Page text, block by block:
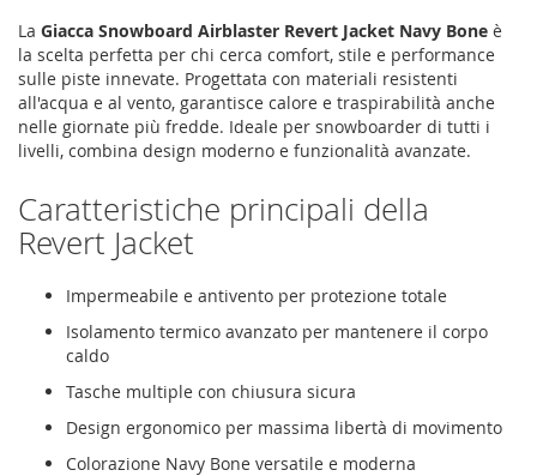
La Giacca Snowboard Airblaster Revert Jacket Navy Bone è
la scelta perfetta per chi cerca comfort, stile e performance
sulle piste innevate. Progettata con materiali resistenti
all'acqua e al vento, garantisce calore e traspirabilità anche
nelle giornate più fredde. Ideale per snowboarder di tutti i
livelli, combina design moderno e funzionalità avanzate.
Caratteristiche principali della
Revert Jacket
Impermeabile e antivento per protezione totale
Isolamento termico avanzato per mantenere il corpo
caldo
Tasche multiple con chiusura sicura
Design ergonomico per massima libertà di movimento
Colorazione Navy Bone versatile e moderna